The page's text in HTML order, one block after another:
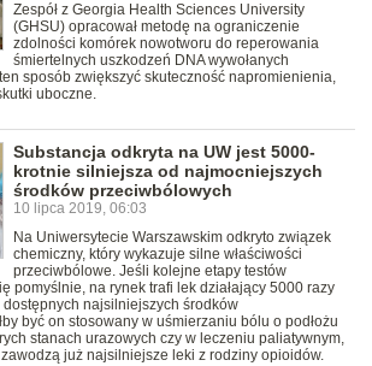
Zespół z Georgia Health Sciences University
(GHSU) opracował metodę na ograniczenie
zdolności komórek nowotworu do reperowania
śmiertelnych uszkodzeń DNA wywołanych
sposób zwiększyć skuteczność napromienienia,
uboczne.
Substancja odkryta na UW jest 5000-
krotnie silniejsza od najmocniejszych
środków przeciwbólowych
10 lipca 2019, 06:03
Na Uniwersytecie Warszawskim odkryto związek
chemiczny, który wykazuje silne właściwości
przeciwbólowe. Jeśli kolejne etapy testów
pomyślnie, na rynek trafi lek działający 5000 razy
najsilniejszych środków
być on stosowany w uśmierzaniu bólu o podłożu
stanach urazowych czy w leczeniu paliatywnym,
już najsilniejsze leki z rodziny opioidów.